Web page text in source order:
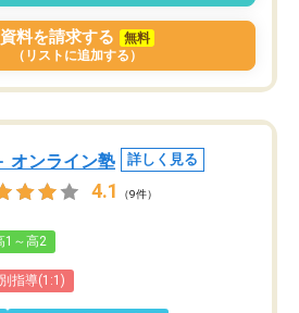
資料を請求する
無料
（リストに追加する）
オンライン塾 詳しく見る
4.1 （9件）
1～高2
指導(1:1)